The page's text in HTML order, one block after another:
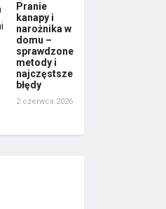
Pranie
kanapy i
narożnika w
domu –
sprawdzone
metody i
najczęstsze
błędy
2 czerwca 2026